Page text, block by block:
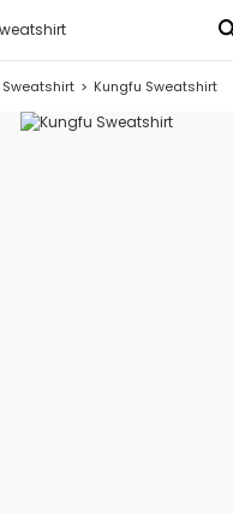
Sweatshirt Kungfu Sweatshirt